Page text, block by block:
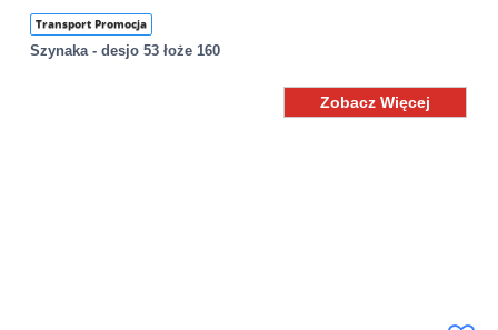
Transport Promocja
Szynaka - desjo 53 łoże 160
Zobacz Więcej